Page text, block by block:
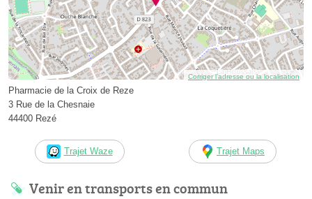
Corriger l’adresse ou la localisation
Pharmacie de la Croix de Reze
3 Rue de la Chesnaie
44400 Rezé
Trajet Waze Trajet Maps
Venir en transports en commun